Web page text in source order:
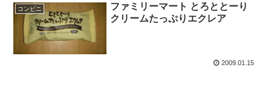
コンビニ
ファミリーマート とろととーり
クリームたっぷりエクレア
2009.01.15